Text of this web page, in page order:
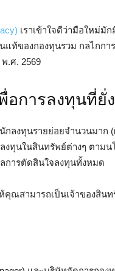
เราเข้าใจดีว่ามือใหม่มั
ท้ของกองทุนรวม กลไกกา
.ศ. 2569
อการลงทุนที่ยั่
นักลงทุนรายย่อยจำนวนมาก
งทุนในสินทรัพย์ต่างๆ ตามน
การตัดสินใจลงทุนทั้งหมด
คุณสามารถเป็นเจ้าของสิน